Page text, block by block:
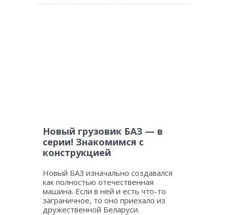
Новый грузовик БАЗ — в
серии! Знакомимся с
конструкцией
Новый БАЗ изначально создавался
как полностью отечественная
машина. Если в ней и есть что-то
заграничное, то оно приехало из
дружественной Беларуси.